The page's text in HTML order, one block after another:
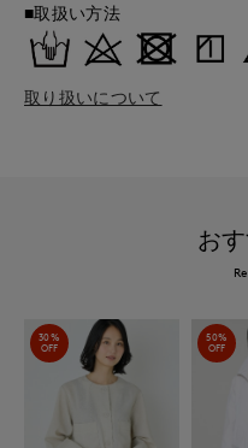
■取扱い方法
取り扱いについて
お
30%
OFF
50%
OFF